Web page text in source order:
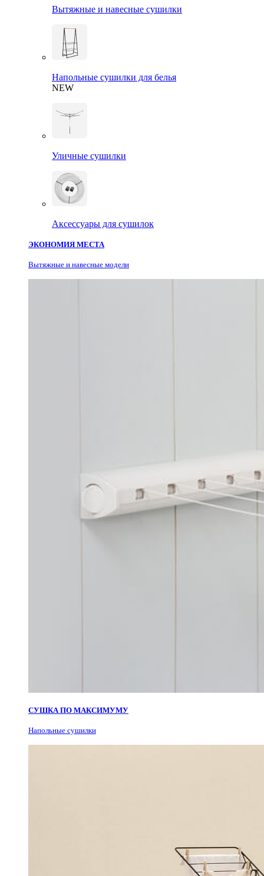
Вытяжные и навесные сушилки
Напольные сушилки для белья
NEW
Уличные сушилки
Аксессуары для сушилок
ЭКОНОМИЯ МЕСТА
Вытяжные и навесные модели
СУШКА ПО МАКСИМУМУ
Напольные сушилки